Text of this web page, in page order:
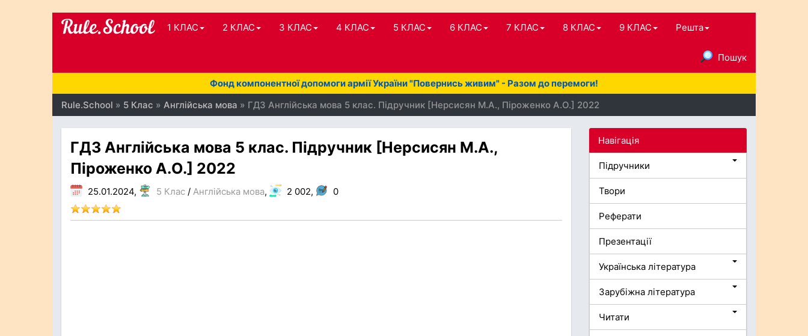
1 КЛАС 2 КЛАС 3 КЛАС 4 КЛАС 5 КЛАС 6 КЛАС 7 КЛАС 8 КЛАС 9 КЛАС Решта
Пошук
Фонд компонентної допомоги армії України "Повернись живим" - Разом до перемоги!
Rule.School » 5 Клас » Англійська мова » ГДЗ Англійська мова 5 клас. Підручник [Нерсисян М.А., Піроженко А.О.] 2022
ГДЗ Англійська мова 5 клас. Підручник [Нерсисян М.А.,
Піроженко А.О.] 2022
25.01.2024, 5 Клас / Англійська мова, 2 002, 0
Навігація
Підручники
Твори
Реферати
Презентації
Українська література
Зарубіжна література
Читати